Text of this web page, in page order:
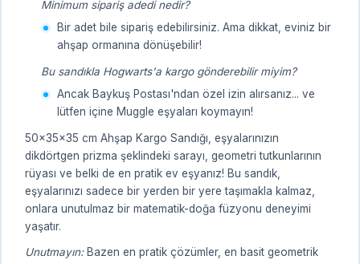
Minimum sipariş adedi nedir?
Bir adet bile sipariş edebilirsiniz. Ama dikkat, eviniz bir
ahşap ormanına dönüşebilir!
Bu sandıkla Hogwarts'a kargo gönderebilir miyim?
Ancak Baykuş Postası'ndan özel izin alırsanız... ve
lütfen içine Muggle eşyaları koymayın!
50x35x35 cm Ahşap Kargo Sandığı, eşyalarınızın
dikdörtgen prizma şeklindeki sarayı, geometri tutkunlarının
rüyası ve belki de en pratik ev eşyanız! Bu sandık,
eşyalarınızı sadece bir yerden bir yere taşımakla kalmaz,
onlara unutulmaz bir matematik-doğa füzyonu deneyimi
yaşatır.
Unutmayın:Bazen en pratik çözümler, en basit geometrik